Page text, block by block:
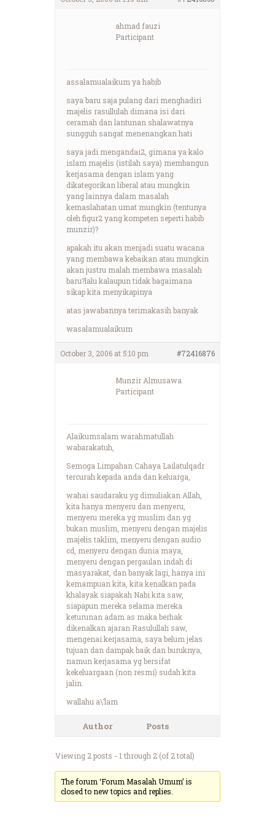
ahmad fauzi
Participant
assalamualaikum ya habib
saya baru saja pulang dari menghadiri
majelis rasullulah dimana isi dari
ceramah dan lantunan shalawatnya
sungguh sangat menenangkan hati
saya jadi mengandai2, gimana ya kalo
islam majelis (istilah saya) membangun
kerjasama dengan islam yang
dikategorikan liberal atau mungkin
yang lainnya dalam masalah
kemaslahatan umat mungkin (tentunya
oleh figur2 yang kompeten seperti habib
munzir)?
apakah itu akan menjadi suatu wacana
yang membawa kebaikan atau mungkin
akan justru malah membawa masalah
baru?lalu kalaupun tidak bagaimana
sikap kita menyikapinya
atas jawabannya terimakasih banyak
wasalamualaikum
October 3, 2006 at 5:10 pm #72416876
Munzir Almusawa
Participant
Alaikumsalam warahmatullah
wabarakatuh,
Semoga Limpahan Cahaya Lailatulqadr
tercurah kepada anda dan keluarga,
wahai saudaraku yg dimuliakan Allah,
kita hanya menyeru dan menyeru,
menyeru mereka yg muslim dan yg
bukan muslim, menyeru dengan majelis
majelis taklim, menyeru dengan audio
cd, menyeru dengan dunia maya,
menyeru dengan pergaulan indah di
masyarakat, dan banyak lagi, hanya ini
kemampuan kita, kita kenalkan pada
khalayak siapakah Nabi kita saw,
siapapun mereka selama mereka
keturunan adam as maka berhak
dikenalkan ajaran Rasulullah saw,
mengenai kerjasama, saya belum jelas
tujuan dan dampak baik dan buruknya,
namun kerjasama yg bersifat
kekeluargaan (non resmi) sudah kita
jalin.
wallahu a\’lam
Author Posts
Viewing 2 posts - 1 through 2 (of 2 total)
The forum ‘Forum Masalah Umum’ is
closed to new topics and replies.